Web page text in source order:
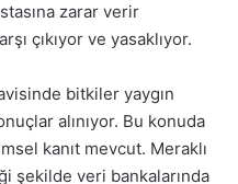
zarar verir
çıkıyor ve yasaklıyor.
bitkiler yaygın
alınıyor. Bu konuda
kanıt mevcut. Meraklı
şekilde veri bankalarında